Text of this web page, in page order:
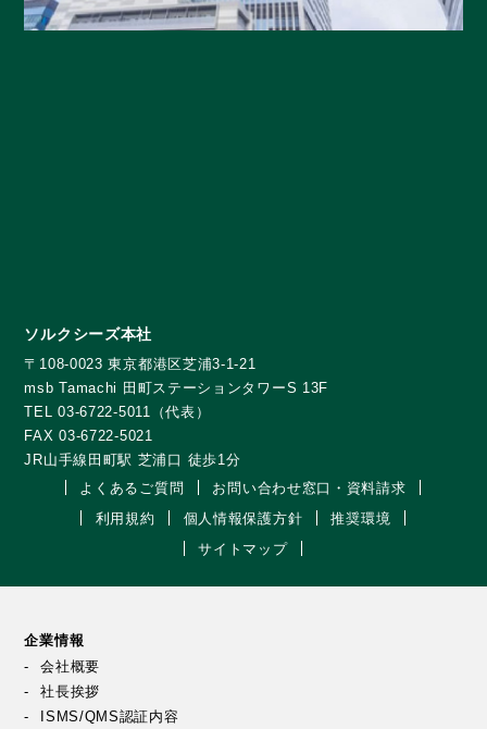
ソルクシーズ本社
〒108-0023 東京都港区芝浦3-1-21
msb Tamachi 田町ステーションタワーS 13F
TEL 03-6722-5011（代表）
FAX 03-6722-5021
JR山手線田町駅 芝浦口 徒歩1分
よくあるご質問
お問い合わせ窓口・資料請求
利用規約
個人情報保護方針
推奨環境
サイトマップ
企業情報
会社概要
社長挨拶
ISMS/QMS認証内容